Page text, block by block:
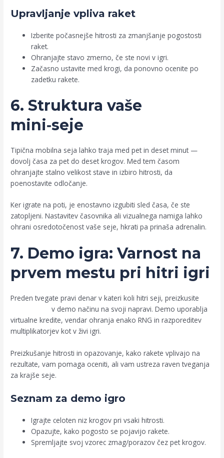
Upravljanje vpliva raket
Izberite počasnejše hitrosti za zmanjšanje pogostosti
raket.
Ohranjajte stavo zmerno, če ste novi v igri.
Začasno ustavite med krogi, da ponovno ocenite po
zadetku rakete.
6. Struktura vaše
mini‑seje
Tipična mobilna seja lahko traja med pet in deset minut —
dovolj časa za pet do deset krogov. Med tem časom
ohranjajte stalno velikost stave in izbiro hitrosti, da
poenostavite odločanje.
Ker igrate na poti, je enostavno izgubiti sled časa, če ste
zatopljeni. Nastavitev časovnika ali vizualnega namiga lahko
ohrani osredotočenost vaše seje, hkrati pa prinaša adrenalin.
7. Demo igra: Varnost na
prvem mestu pri hitri igri
Preden tvegate pravi denar v kateri koli hitri seji, preizkusite
v demo načinu na svoji napravi. Demo uporablja
virtualne kredite, vendar ohranja enako RNG in razporeditev
multiplikatorjev kot v živi igri.
Preizkušanje hitrosti in opazovanje, kako rakete vplivajo na
rezultate, vam pomaga oceniti, ali vam ustreza raven tveganja
za krajše seje.
Seznam za demo igro
Igrajte celoten niz krogov pri vsaki hitrosti.
Opazujte, kako pogosto se pojavijo rakete.
Spremljajte svoj vzorec zmag/porazov čez pet krogov.